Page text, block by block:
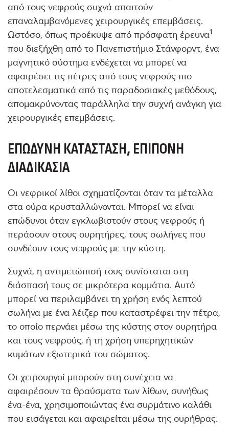
από τους νεφρούς συχνά απαιτούν
επαναλαμβανόμενες χειρουργικές επεμβάσεις.
Ωστόσο, όπως προέκυψε από πρόσφατη έρευνα1
που διεξήχθη από το Πανεπιστήμιο Στάνφορντ, ένα
μαγνητικό σύστημα ενδέχεται να μπορεί να
αφαιρέσει τις πέτρες από τους νεφρούς πιο
αποτελεσματικά από τις παραδοσιακές μεθόδους,
απομακρύνοντας παράλληλα την συχνή ανάγκη για
χειρουργικές επεμβάσεις.
ΕΠΏΔΥΝΗ ΚΑΤΆΣΤΑΣΗ, ΕΠΊΠΟΝΗ
ΔΙΑΔΙΚΑΣΊΑ
Οι νεφρικοί λίθοι σχηματίζονται όταν τα μέταλλα
στα ούρα κρυσταλλώνονται. Μπορεί να είναι
επώδυνοι όταν εγκλωβιστούν στους νεφρούς ή
περάσουν στους ουρητήρες, τους σωλήνες που
συνδέουν τους νεφρούς με την κύστη.
Συχνά, η αντιμετώπισή τους συνίσταται στη
διάσπασή τους σε μικρότερα κομμάτια. Αυτό
μπορεί να περιλαμβάνει τη χρήση ενός λεπτού
σωλήνα με ένα λέιζερ που καταστρέφει την πέτρα,
το οποίο περνάει μέσω της κύστης στον ουρητήρα
και τους νεφρούς, ή τη χρήση υπερηχητικών
κυμάτων εξωτερικά του σώματος.
Οι χειρουργοί μπορούν στη συνέχεια να
αφαιρέσουν τα θραύσματα των λίθων, συνήθως
ένα-ένα, χρησιμοποιώντας ένα συρμάτινο καλάθι
που εισάγεται και αφαιρείται μέσω της ουρήθρας.